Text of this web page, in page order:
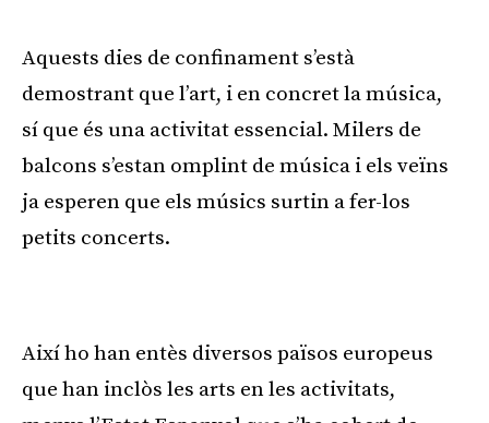
Aquests dies de confinament s’està
demostrant que l’art, i en concret la música,
sí que és una activitat essencial. Milers de
balcons s’estan omplint de música i els veïns
ja esperen que els músics surtin a fer-los
petits concerts.
Així ho han entès diversos països europeus
que han inclòs les arts en les activitats,